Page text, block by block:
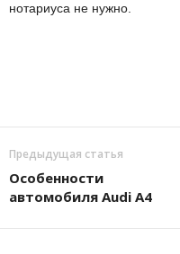
нотариуса не нужно.
Предыдущая статья
Особенности
автомобиля Audi A4